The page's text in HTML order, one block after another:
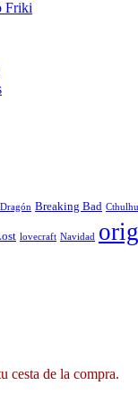
Friki
Breaking Bad Cthulhu
lovecraft Navidad
de la compra.